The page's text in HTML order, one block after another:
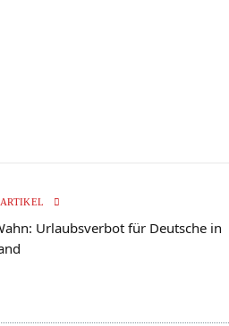
Urlaubsverbot für Deutsche in